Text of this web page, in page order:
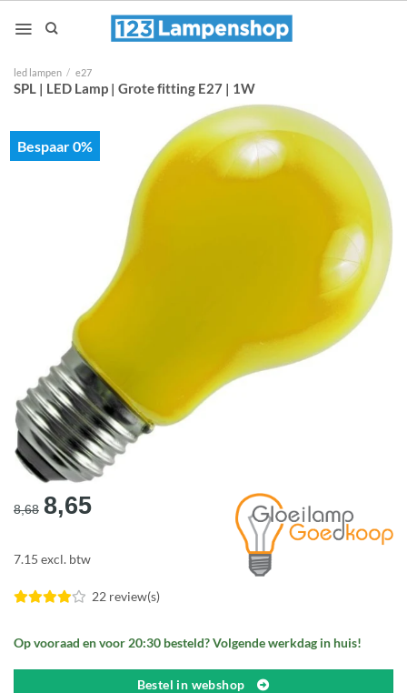
naar
led lampen / e27
SPL | LED Lamp | Grote fitting E27 | 1W
Bespaar 0%
8,68 Oorspronkelijke
prijs
was:
8,65Huidige
7.15 excl. btw
22 review(s)
Op vooraad en voor 20:30 besteld? Volgende werkdag in huis!
Bestel in webshop